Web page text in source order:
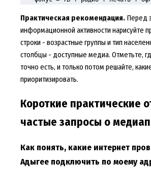
Практическая рекомендация.Перед
информационной активности нарисуйте
строки - возрастные группы и тип
столбцы - доступные медиа. Отметьте,
точно есть, и только потом решайте,
приоритизировать.
Короткие практические
частые запросы о
Как понять, какие интернет
Адыгее подключить по моему